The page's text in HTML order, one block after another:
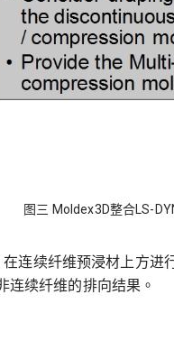
图三 Moldex3D整合LS-
连续纤维预浸材上方
连续纤维的排向结果。